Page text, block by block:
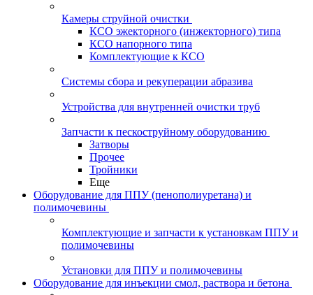
Камеры струйной очистки
КСО эжекторного (инжекторного) типа
КСО напорного типа
Комплектующие к КСО
Системы сбора и рекуперации абразива
Устройства для внутренней очистки труб
Запчасти к пескоструйному оборудованию
Затворы
Прочее
Тройники
Еще
Оборудование для ППУ (пенополиуретана) и
полимочевины
Комплектующие и запчасти к установкам ППУ и
полимочевины
Установки для ППУ и полимочевины
Оборудование для инъекции смол, раствора и бетона